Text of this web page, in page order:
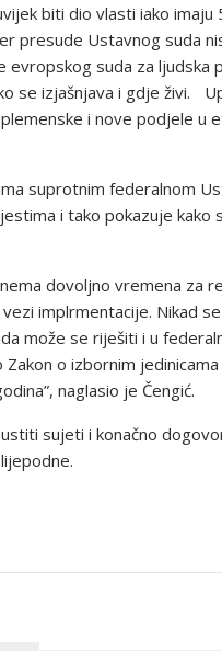
biti dio vlasti iako
presude Ustavnog suda
suda za ljudska
se izjašnjava i gdje živi.
i nove podjele u
suprotnim federalnom
i tako pokazuje
dovoljno vremena za
implrmentacije. Nikad
se riješiti i u
o izbornim
naglasio je Čengić.
sujeti i konačno